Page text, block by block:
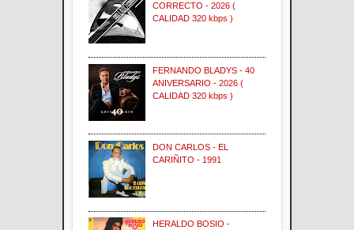
CORRECTO - 2026 (
CALIDAD 320 kbps )
FERNANDO BLADYS - 40
ANIVERSARIO - 2026 (
CALIDAD 320 kbps )
DON CARLOS - EL
CARIÑITO - 1991
HERALDO BOSIO -